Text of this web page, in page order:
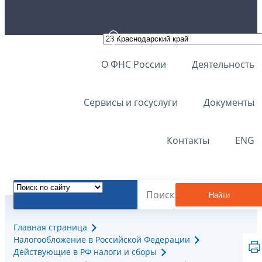
О ФНС России Деятельность
Сервисы и госуслуги Документы
Контакты ENG
Найти
Главная страница
Налогообложение в Российской Федерации
Действующие в РФ налоги и сборы